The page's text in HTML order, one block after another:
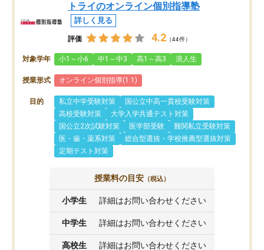
トライのオンライン個別指導塾
詳しく見る
評価 4.2 （44件）
対象学年 小1～小6 中1～中3 高1～高3 浪人生
授業形式 オンライン個別指導(1:1)
目的 私立中学受験対策
国公立中高一貫校受験対策
高校受験対策
大学入学共通テスト対策
国公立2次試験対策
医学部受験
難関私立受験対策
医・歯・薬系対策
総合型選抜・学校推薦型選抜対策
定期テスト対策
授業料の目安 （税込）
小学生 詳細はお問い合わせください
中学生 詳細はお問い合わせください
高校生 詳細はお問い合わせください